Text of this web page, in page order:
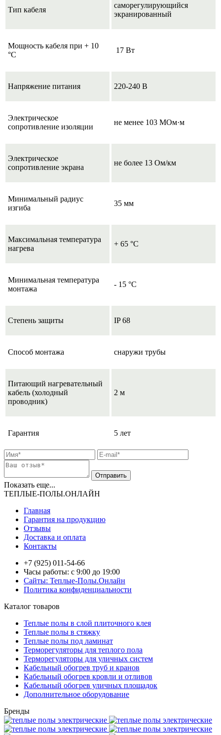
Тип кабеля
саморегулирующийся
экранированный
Мощность кабеля при + 10
°С
17 Вт
Напряжение питания 220-240 В
Электрическое
сопротивление изоляции
не менее 103 МОм·м
Электрическое
сопротивление экрана
не более 13 Ом/км
Минимальный радиус
изгиба
35 мм
Максимальная температура
нагрева
+ 65 °С
Минимальная температура
монтажа
- 15 °C
Степень защиты IP 68
Способ монтажа снаружи трубы
Питающий нагревательный
кабель (холодный
проводник)
2 м
Гарантия 5 лет
Показать еще...
ТЕПЛЫЕ-ПОЛЫ.ОНЛАЙН
Главная
Гарантия на продукцию
Отзывы
Доставка и оплата
Контакты
+7 (925) 011-54-66
Часы работы: с 9:00 до 19:00
Сайты: Теплые-Полы.Онлайн
Политика конфиденциальности
Каталог товаров
Теплые полы в слой плиточного клея
Теплые полы в стяжку
Теплые полы под ламинат
Терморегуляторы для теплого пола
Терморегуляторы для уличных систем
Кабельный обогрев труб и кранов
Кабельный обогрев кровли и отливов
Кабельный обогрев уличных площадок
Дополнительное оборудование
Бренды